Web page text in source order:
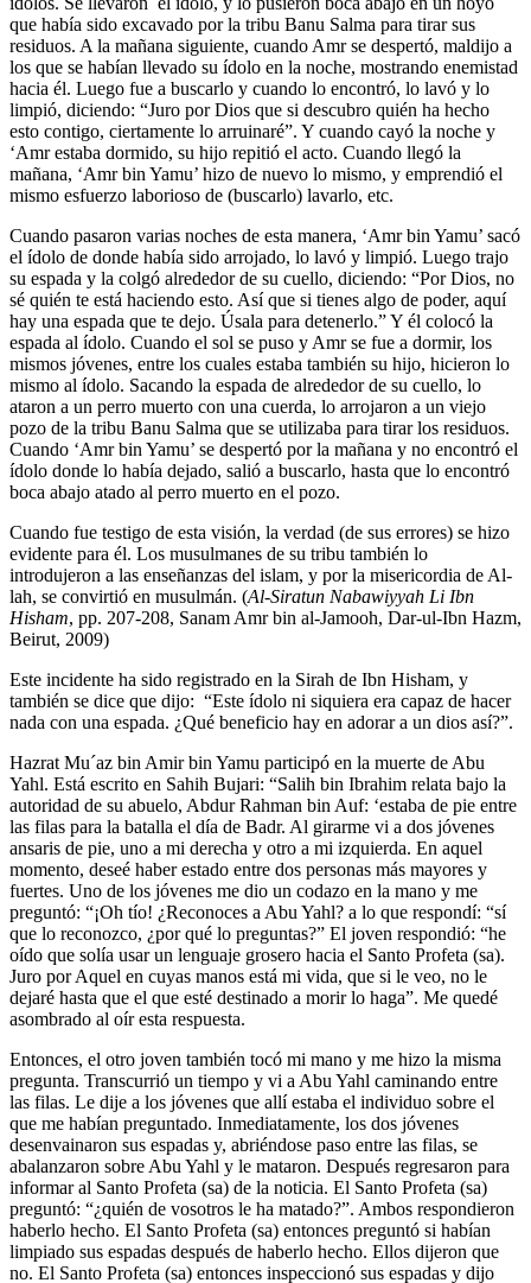
que había sido excavado por la tribu Banu Salma para tirar sus
residuos. A la mañana siguiente, cuando Amr se despertó, maldijo a
los que se habían llevado su ídolo en la noche, mostrando enemistad
hacia él. Luego fue a buscarlo y cuando lo encontró, lo lavó y lo
limpió, diciendo: “Juro por Dios que si descubro quién ha hecho
esto contigo, ciertamente lo arruinaré”. Y cuando cayó la noche y
‘Amr estaba dormido, su hijo repitió el acto. Cuando llegó la
mañana, ‘Amr bin Yamu’ hizo de nuevo lo mismo, y emprendió el
mismo esfuerzo laborioso de (buscarlo) lavarlo, etc.
Cuando pasaron varias noches de esta manera, ‘Amr bin Yamu’ sacó
el ídolo de donde había sido arrojado, lo lavó y limpió. Luego trajo
su espada y la colgó alrededor de su cuello, diciendo: “Por Dios, no
sé quién te está haciendo esto. Así que si tienes algo de poder, aquí
hay una espada que te dejo. Úsala para detenerlo.” Y él colocó la
espada al ídolo. Cuando el sol se puso y Amr se fue a dormir, los
mismos jóvenes, entre los cuales estaba también su hijo, hicieron lo
mismo al ídolo. Sacando la espada de alrededor de su cuello, lo
ataron a un perro muerto con una cuerda, lo arrojaron a un viejo
pozo de la tribu Banu Salma que se utilizaba para tirar los residuos.
Cuando ‘Amr bin Yamu’ se despertó por la mañana y no encontró el
ídolo donde lo había dejado, salió a buscarlo, hasta que lo encontró
boca abajo atado al perro muerto en el pozo.
Cuando fue testigo de esta visión, la verdad (de sus errores) se hizo
evidente para él. Los musulmanes de su tribu también lo
introdujeron a las enseñanzas del islam, y por la misericordia de Al-
lah, se convirtió en musulmán. (Al-Siratun Nabawiyyah Li Ibn
Hisham, pp. 207-208, Sanam Amr bin al-Jamooh, Dar-ul-Ibn Hazm,
Beirut, 2009)
Este incidente ha sido registrado en la Sirah de Ibn Hisham, y
también se dice que dijo: “Este ídolo ni siquiera era capaz de hacer
nada con una espada. ¿Qué beneficio hay en adorar a un dios así?”.
Hazrat Mu´az bin Amir bin Yamu participó en la muerte de Abu
Yahl. Está escrito en Sahih Bujari: “Salih bin Ibrahim relata bajo la
autoridad de su abuelo, Abdur Rahman bin Auf: ‘estaba de pie entre
las filas para la batalla el día de Badr. Al girarme vi a dos jóvenes
ansaris de pie, uno a mi derecha y otro a mi izquierda. En aquel
momento, deseé haber estado entre dos personas más mayores y
fuertes. Uno de los jóvenes me dio un codazo en la mano y me
preguntó: “¡Oh tío! ¿Reconoces a Abu Yahl? a lo que respondí: “sí
que lo reconozco, ¿por qué lo preguntas?” El joven respondió: “he
oído que solía usar un lenguaje grosero hacia el Santo Profeta (sa).
Juro por Aquel en cuyas manos está mi vida, que si le veo, no le
dejaré hasta que el que esté destinado a morir lo haga”. Me quedé
asombrado al oír esta respuesta.
Entonces, el otro joven también tocó mi mano y me hizo la misma
pregunta. Transcurrió un tiempo y vi a Abu Yahl caminando entre
las filas. Le dije a los jóvenes que allí estaba el individuo sobre el
que me habían preguntado. Inmediatamente, los dos jóvenes
desenvainaron sus espadas y, abriéndose paso entre las filas, se
abalanzaron sobre Abu Yahl y le mataron. Después regresaron para
informar al Santo Profeta (sa) de la noticia. El Santo Profeta (sa)
preguntó: “¿quién de vosotros le ha matado?”. Ambos respondieron
haberlo hecho. El Santo Profeta (sa) entonces preguntó si habían
limpiado sus espadas después de haberlo hecho. Ellos dijeron que
no. El Santo Profeta (sa) entonces inspeccionó sus espadas y dijo